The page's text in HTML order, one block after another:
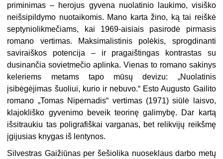
priminimas – herojus gyvena nuolatinio laukimo, visiško
neišsipildymo nuotaikomis. Mano karta žino, ką tai reiškė
septyniolikmečiams, kai 1969-aisiais pasirodė pirmasis
romano vertimas. Maksimalistinis polėkis, sprogdinanti
saviraiškos potencija – ir pragaištingas kontrastas su
dusinančia sovietmečio aplinka. Vienas to romano sakinys
keleriems metams tapo mūsų devizu: „Nuolatinis
įsibėgėjimas šuoliui, kurio ir nebuvo.“ Esto Augusto Gailito
romano „Tomas Nipernadis“ vertimas (1971) siūlė laisvo,
klajokliško gyvenimo beveik teorinę galimybę. Dar kartą
išsitraukiu tas poligrafiškai varganas, bet relikvijų reikšmę
įgijusias knygas iš lentynos.
Silvestras Gaižiūnas per šešiolika nuoseklaus darbo metų